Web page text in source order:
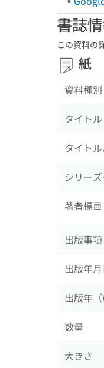
書誌
この資料の
紙
資料種別
タイトル
タイト
シリー
著者標目
出版事項
出版年
出版年（
数量
大きさ